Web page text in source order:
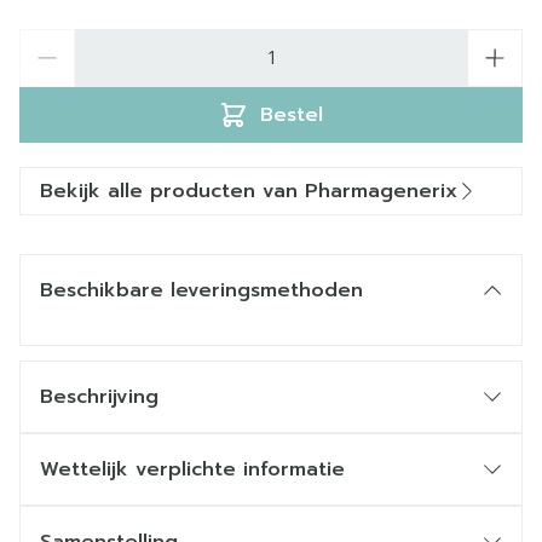
Bestel
Bekijk alle producten van Pharmagenerix
Beschikbare leveringsmethoden
Beschrijving
Anti-vermoeidheid:
Energievitamines:
Wettelijk verplichte informatie